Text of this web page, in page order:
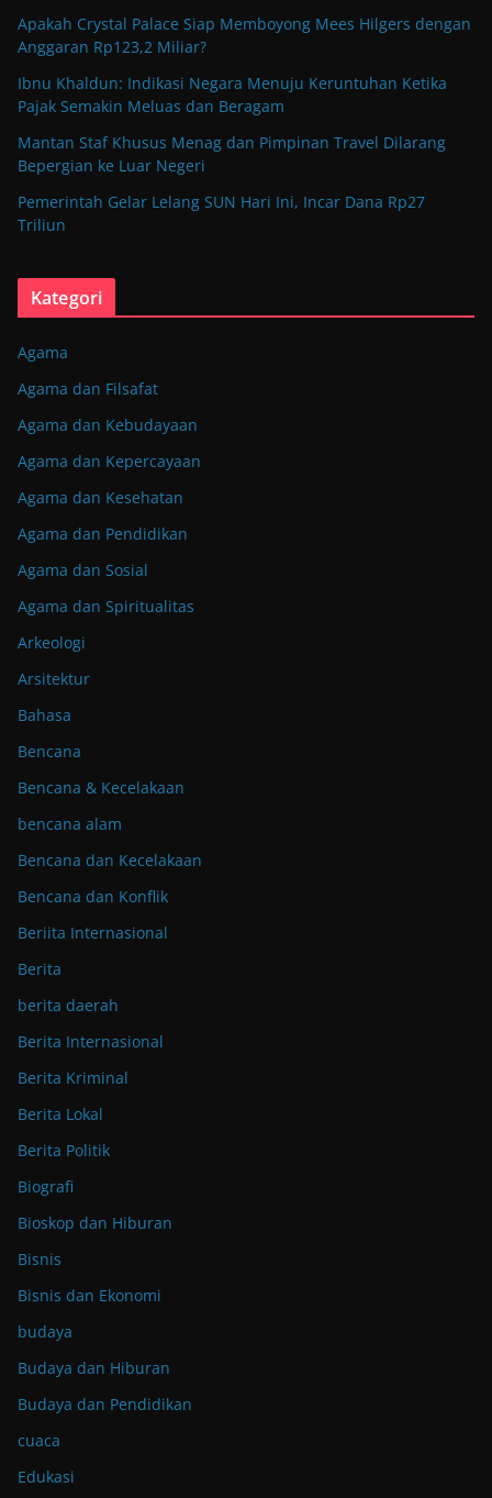
Apakah Crystal Palace Siap Memboyong Mees Hilgers dengan
Anggaran Rp123,2 Miliar?
Ibnu Khaldun: Indikasi Negara Menuju Keruntuhan Ketika
Pajak Semakin Meluas dan Beragam
Mantan Staf Khusus Menag dan Pimpinan Travel Dilarang
Bepergian ke Luar Negeri
Pemerintah Gelar Lelang SUN Hari Ini, Incar Dana Rp27
Triliun
Kategori
Agama
Agama dan Filsafat
Agama dan Kebudayaan
Agama dan Kepercayaan
Agama dan Kesehatan
Agama dan Pendidikan
Agama dan Sosial
Agama dan Spiritualitas
Arkeologi
Arsitektur
Bahasa
Bencana
Bencana & Kecelakaan
bencana alam
Bencana dan Kecelakaan
Bencana dan Konflik
Beriita Internasional
Berita
berita daerah
Berita Internasional
Berita Kriminal
Berita Lokal
Berita Politik
Biografi
Bioskop dan Hiburan
Bisnis
Bisnis dan Ekonomi
budaya
Budaya dan Hiburan
Budaya dan Pendidikan
cuaca
Edukasi